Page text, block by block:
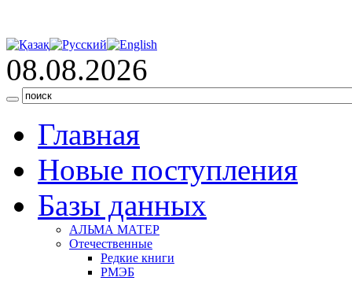
08.08.2026
Главная
Новые поступления
Базы данных
АЛЬМА МАТЕР
Отечественные
Редкие книги
РМЭБ